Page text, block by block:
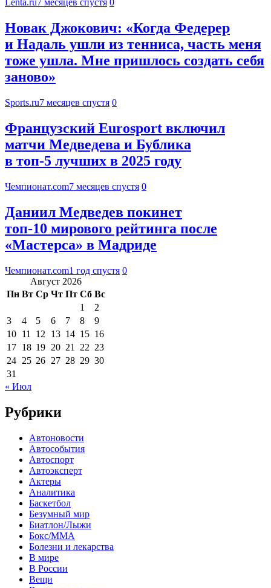
Lenta.ru7 месяцев спустя 0
Новак Джокович: «Когда Федерер
и Надаль ушли из тенниса, часть меня
тоже ушла. Мне пришлось создать себя
заново»
Sports.ru7 месяцев спустя 0
Французский Eurosport включил
матчи Медведева и Бублика
в топ-5 лучших в 2025 году
Чемпионат.com7 месяцев спустя 0
Даниил Медведев покинет
топ-10 мирового рейтинга после
«Мастерса» в Мадриде
Чемпионат.com1 год спустя 0
Август 2026
Пн Вт Ср Чт Пт Сб Вс
1
2
3
4 5 6 7 8
9
10 11 12 13 14 15 16
17 18 19 20 21 22 23
24 25 26 27 28 29 30
31
« Июл
Рубрики
Автоновости
Автособытия
Автоспорт
Автоэксперт
Актеры
Аналитика
Баскетбол
Безумный мир
Биатлон/Лыжи
Бокс/MMA
Болезни и лекарства
В мире
В России
Вещи